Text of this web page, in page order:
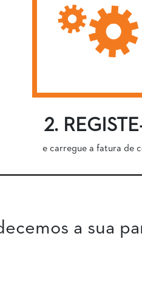
2.
e carregue a fatura de
a sua